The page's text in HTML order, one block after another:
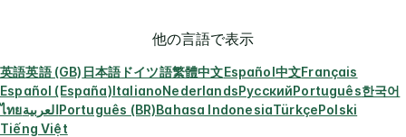
他の言語で表示
英語英語 (GB) 日本語 ドイツ語繁體中文Español中文Français
Español (España)ItalianoNederlandsРусскийPortuguês한국어
ไทยالعربيةPortuguês (BR)Bahasa IndonesiaTürkçePolski
Tiếng Việt